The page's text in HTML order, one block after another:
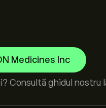
Medicines Inc
Consultă ghidul nostru